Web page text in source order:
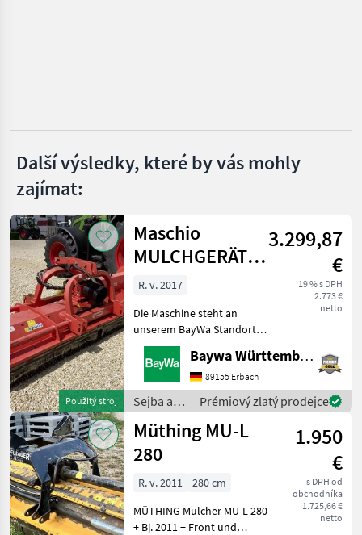
Další výsledky, které by vás mohly
zajímat:
Použitý stroj
Maschio
MULCHGERÄT
BISONTE 280
"AB"
3.299,87
€
19 % s DPH
2.773 €
netto
R. v. 2017
Die Maschine steht an
unserem BayWa Standort in
DE-73527 Herlikofen.Gerne
steht Ihnen Herr Rössler
unter Tel.: 0151 1610 3908
für Ihre Anfrage zur
Verfügung!Maschio
Baywa Württemberg
89155 Erbach
Sejba a
starostlivosť
o plodinu
/ Maschio
Prémiový zlatý prodejce
Müthing MU-L
280
1.950
€
s DPH od
obchodníka
1.725,66 €
netto
R. v. 2011
280 cm
MÜTHING Mulcher MU-L 280
+ Bj. 2011 + Front und